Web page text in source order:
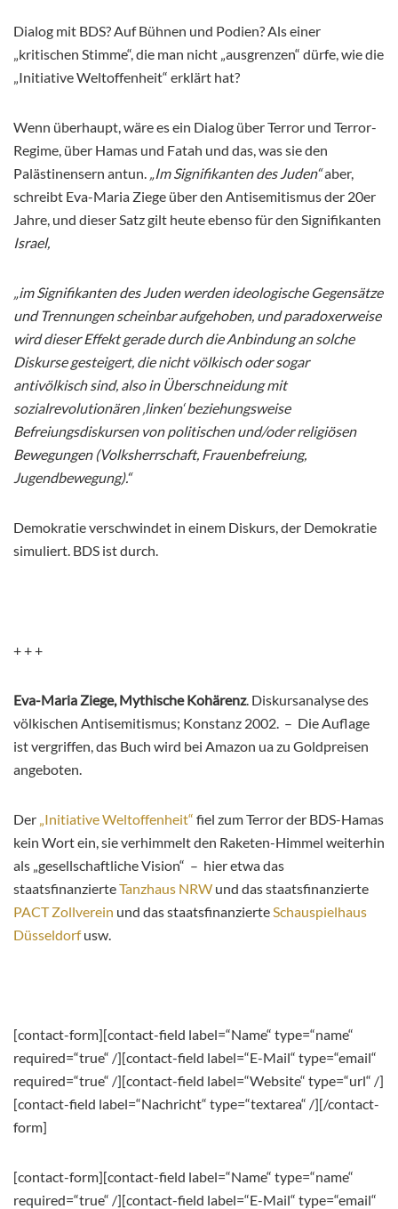
Dialog mit BDS? Auf Bühnen und Podien? Als einer
„kritischen Stimme“, die man nicht „ausgrenzen“ dürfe, wie die
„Initiative Weltoffenheit“ erklärt hat?
Wenn überhaupt, wäre es ein Dialog über Terror und Terror-
Regime, über Hamas und Fatah und das, was sie den
Palästinensern antun. „Im Signifikanten des Juden“aber,
schreibt Eva-Maria Ziege über den Antisemitismus der 20er
Jahre, und dieser Satz gilt heute ebenso für den Signifikanten
Israel,
„im Signifikanten des Juden werden ideologische Gegensätze
und Trennungen scheinbar aufgehoben, und paradoxerweise
wird dieser Effekt gerade durch die Anbindung an solche
Diskurse gesteigert, die nicht völkisch oder sogar
antivölkisch sind, also in Überschneidung mit
sozialrevolutionären ‚linken‘ beziehungsweise
Befreiungsdiskursen von politischen und/oder religiösen
Bewegungen (Volksherrschaft, Frauenbefreiung,
Jugendbewegung).“
Demokratie verschwindet in einem Diskurs, der Demokratie
simuliert. BDS ist durch.
+ + +
Eva-Maria Ziege, Mythische Kohärenz. Diskursanalyse des
völkischen Antisemitismus; Konstanz 2002. – Die Auflage
ist vergriffen, das Buch wird bei Amazon ua zu Goldpreisen
angeboten.
Der „Initiative Weltoffenheit“ fiel zum Terror der BDS-Hamas
kein Wort ein, sie verhimmelt den Raketen-Himmel weiterhin
als „gesellschaftliche Vision“ – hier etwa das
staatsfinanzierteTanzhaus NRW und das staatsfinanzierte
PACT Zollverein und das staatsfinanzierteSchauspielhaus
Düsseldorfusw.
[contact-form][contact-field label=“Name“ type=“name“
required=“true“ /][contact-field label=“E-Mail“ type=“email“
required=“true“ /][contact-field label=“Website“ type=“url“ /]
[contact-field label=“Nachricht“ type=“textarea“ /][/contact-
form]
[contact-form][contact-field label=“Name“ type=“name“
required=“true“ /][contact-field label=“E-Mail“ type=“email“